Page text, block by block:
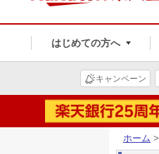
はじめての方へ
キャンペーン
ホーム >